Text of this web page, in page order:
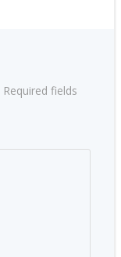
Required fields